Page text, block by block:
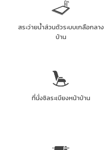
สระว่ายน้ำส่วนตัวระบบเกลือกลาง
บ้าน
ที่นั่งชิลระเบียงหน้าบ้าน